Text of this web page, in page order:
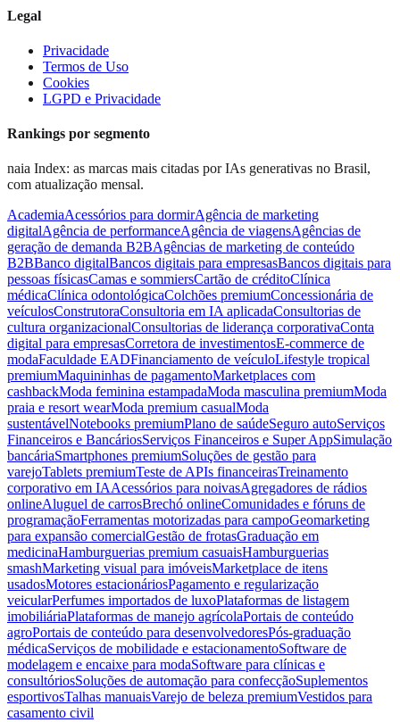
Legal
Privacidade
Termos de Uso
Cookies
LGPD e Privacidade
Rankings por segmento
naia Index: as marcas mais citadas por IAs generativas no Brasil,
com atualização mensal.
AcademiaAcessórios para dormirAgência de marketing
digitalAgência de performanceAgência de viagensAgências de
geração de demanda B2BAgências de marketing de conteúdo
B2BBanco digitalBancos digitais para empresasBancos digitais para
pessoas físicasCamas e sommiersCartão de créditoClínica
médicaClínica odontológicaColchões premiumConcessionária de
veículosConstrutoraConsultoria em IA aplicadaConsultorias de
cultura organizacionalConsultorias de liderança corporativaConta
digital para empresasCorretora de investimentosE-commerce de
modaFaculdade EADFinanciamento de veículoLifestyle tropical
premiumMaquininhas de pagamentoMarketplaces com
cashbackModa feminina estampadaModa masculina premiumModa
praia e resort wearModa premium casualModa
sustentávelNotebooks premiumPlano de saúdeSeguro autoServiços
Financeiros e BancáriosServiços Financeiros e Super AppSimulação
bancáriaSmartphones premiumSoluções de gestão para
varejoTablets premiumTeste de APIs financeirasTreinamento
corporativo em IAAcessórios para noivasAgregadores de rádios
onlineAluguel de carrosBrechó onlineComunidades e fóruns de
programaçãoFerramentas motorizadas para campoGeomarketing
para expansão comercialGestão de frotasGraduação em
medicinaHamburguerias premium casuaisHamburguerias
smashMarketing visual para imóveisMarketplace de itens
usadosMotores estacionáriosPagamento e regularização
veicularPerfumes importados de luxoPlataformas de listagem
imobiliáriaPlataformas de manejo agrícolaPortais de conteúdo
agroPortais de conteúdo para desenvolvedoresPós-graduação
médicaServiços de mobilidade e estacionamentoSoftware de
modelagem e encaixe para modaSoftware para clínicas e
consultóriosSoluções de automação para confecçãoSuplementos
esportivosTalhas manuaisVarejo de beleza premiumVestidos para
casamento civil